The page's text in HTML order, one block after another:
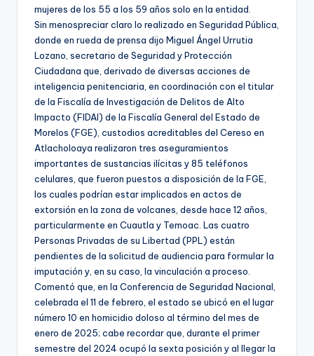
mujeres de los 55 a los 59 años solo en la entidad.
Sin menospreciar claro lo realizado en Seguridad Pública,
donde en rueda de prensa dijo Miguel Ángel Urrutia
Lozano, secretario de Seguridad y Protección
Ciudadana que, derivado de diversas acciones de
inteligencia penitenciaria, en coordinación con el titular
de la Fiscalía de Investigación de Delitos de Alto
Impacto (FIDAI) de la Fiscalía General del Estado de
Morelos (FGE), custodios acreditables del Cereso en
Atlacholoaya realizaron tres aseguramientos
importantes de sustancias ilícitas y 85 teléfonos
celulares, que fueron puestos a disposición de la FGE,
los cuales podrían estar implicados en actos de
extorsión en la zona de volcanes, desde hace 12 años,
particularmente en Cuautla y Temoac. Las cuatro
Personas Privadas de su Libertad (PPL) están
pendientes de la solicitud de audiencia para formular la
imputación y, en su caso, la vinculación a proceso.
Comentó que, en la Conferencia de Seguridad Nacional,
celebrada el 11 de febrero, el estado se ubicó en el lugar
número 10 en homicidio doloso al término del mes de
enero de 2025; cabe recordar que, durante el primer
semestre del 2024 ocupó la sexta posición y al llegar la